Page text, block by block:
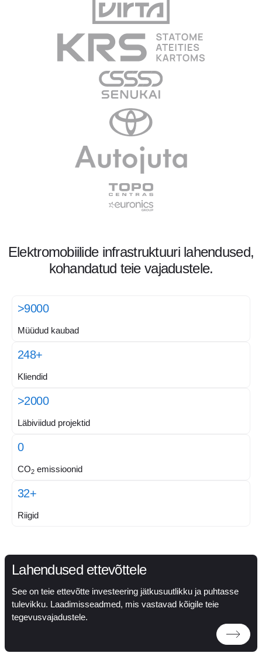
Elektromobiilide infrastruktuuri lahendused,
kohandatud teie vajadustele.
>9000
Müüdud kaubad
248+
Kliendid
>2000
Läbiviidud projektid
0
CO2 emissioonid
32+
Riigid
Lahendused ettevõttele
See on teie ettevõtte investeering jätkusuutlikku ja puhtasse
tulevikku. Laadimisseadmed, mis vastavad kõigile teie
tegevusvajadustele.